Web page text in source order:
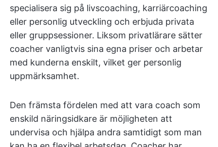
specialisera sig på livscoaching, karriärcoaching
eller personlig utveckling och erbjuda privata
eller gruppsessioner. Liksom privatlärare sätter
coacher vanligtvis sina egna priser och arbetar
med kunderna enskilt, vilket ger personlig
uppmärksamhet.
Den främsta fördelen med att vara coach som
enskild näringsidkare är möjligheten att
undervisa och hjälpa andra samtidigt som man